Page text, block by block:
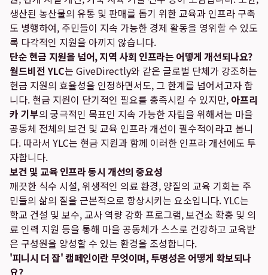
생산된 농산물의 유통 및 판매를 돕기 위한 교육과 인프라 구축
도 병행하여, 주민들이 지속 가능한 경제 활동을 영위할 수 있도
록 다각적인 지원을 아끼지 않습니다.
단순 현금 지원을 넘어, 지역 사회 인프라는 어떻게 개선되나요?
월드비전 YLC는 GiveDirectly와 같은 글로벌 단체가 강조하는
현금 지원의 효율성을 인정하면서도, 그 한계를 넘어서고자 합
니다. 현금 지원이 단기적인 필요를 충족시킬 수 있지만, 아프리
카 기부의 궁극적인 목표인 지속 가능한 자립을 위해서는 마을
공동체 전체의 보건 및 교육 인프라 개선이 필수적이라고 봅니
다. 따라서 YLC는 현금 지원과 함께 이러한 인프라 개선에도 투
자합니다.
보건 및 교육 인프라 동시 개선의 중요성
깨끗한 식수 시설, 위생적인 의료 환경, 양질의 교육 기회는 주
민들의 삶의 질을 근본적으로 향상시키는 요소입니다. YLC는
학교 건설 및 보수, 교사 역량 강화 프로그램, 보건소 확충 및 의
료 인력 지원 등을 통해 마을 공동체가 스스로 건강하고 교육받
은 구성원을 양성할 수 있는 환경을 조성합니다.
'피니시 더 잡' 캠페인이란 무엇이며, 투명성은 어떻게 확보되나
요?